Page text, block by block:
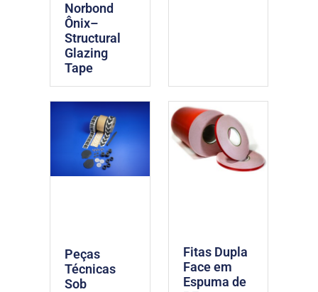
Norbond
Ônix–
Structural
Glazing
Tape
Peças
Técnicas
Sob
Fitas Dupla
Face em
Espuma de